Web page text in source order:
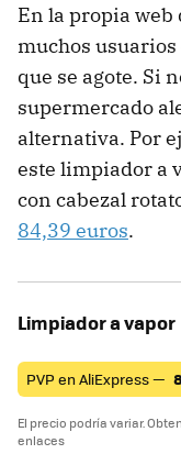
En la propia
muchos
que se agote. Si
supermercado
alternativa. Por
este limpiador a
con cabezal
84,39 euros.
Limpiador a vapor
PVP en AliExpress —
El precio podría variar.
enlaces